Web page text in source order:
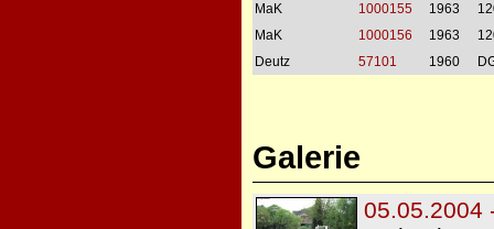
MaK
1000155 1963
MaK
1000156 1963
Deutz
57101 1960
Galerie
05.05.2004